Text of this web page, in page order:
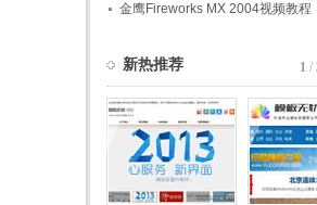
金鹰Fireworks MX 2004视频教程